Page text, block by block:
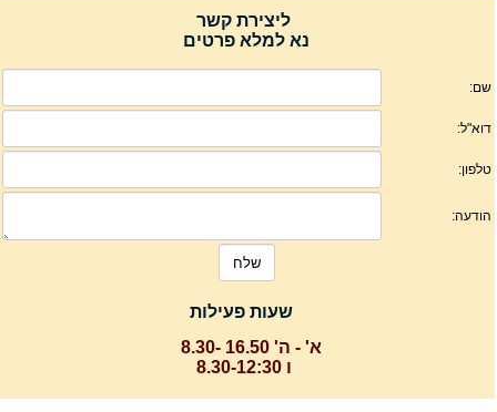
ליצירת קשר
נא למלא פרטים
שעות פעילות
א' - ה' 16.50 -8.30
ו 8.30-12:30